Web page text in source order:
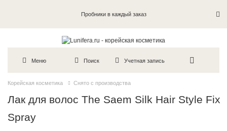
Пробники в каждый заказ
Меню Поиск Учетная запись
Корейская косметика Снято с производства
Лак для волос The Saem Silk Hair Style Fix
Spray